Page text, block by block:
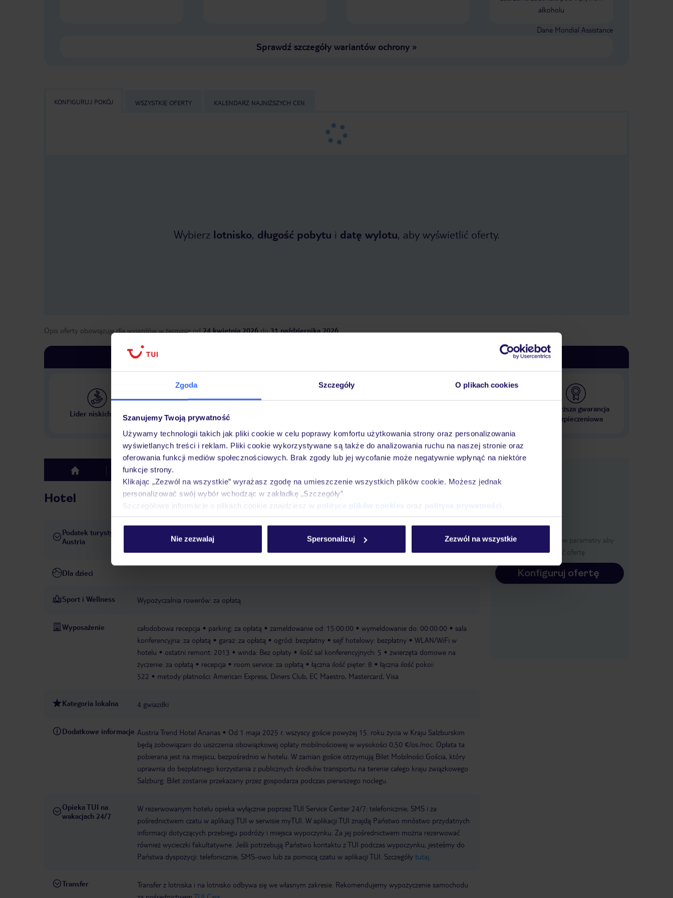
Zgoda Szczegóły O plikach cookies
Szanujemy Twoją prywatność
Używamy technologii takich jak pliki cookie w celu poprawy komfortu użytkowania strony oraz personalizowania
wyświetlanych treści i reklam. Pliki cookie wykorzystywane są także do analizowania ruchu na naszej stronie oraz
oferowania funkcji mediów społecznościowych. Brak zgody lub jej wycofanie może negatywnie wpłynąć na niektóre
funkcje strony.
Klikając „Zezwól na wszystkie” wyrażasz zgodę na umieszczenie wszystkich plików cookie. Możesz jednak
personalizować swój wybór wchodząc w zakładkę „Szczegóły”
Szczegółowe informacje o plikach cookie znajdziesz w polityce plików cookies oraz polityce prywatności
Nie zezwalaj Spersonalizuj Zezwól na wszystkie
alkoholu
Dane Mondial Assistance
Sprawdź szczegóły wariantów ochrony»
KONFIGURUJ POKÓJ WSZYSTKIE OFERTY KALENDARZ NAJNIŻSZYCH CEN
Wybierz lotnisko, długość pobytu i datę wylotu, aby wyświetlić oferty.
Opis oferty obowiązuje dla wyjazdów w terminie od 24 kwietnia 2026do31 października 2026
Lider niskich cen
w Polsce
Najwyższa gwarancja
ubezpieczeniowa
top Hotel
Hotel
Podatek turystyczny
Austria
Obowiązuje podatek turystyczny, który należy opłacić bezpośrednio w recepcji hotelu. Wysokość opłaty
wynosi od 2 do 4 EUR/os/dzień.
Dla dzieci
Sport i Wellness Wypożyczalnia rowerów: za opłatą
Wyposażenie całodobowa recepcja parking: za opłatą zameldowanie od: 15:00:00 wymeldowanie do: 00:00:00
sala
konferencyjna: za opłatą
garaż: za opłatą ogród: bezpłatny sejf hotelowy: bezpłatny
WLAN/WiFi w
hotelu
ostatni remont: 2013 winda: Bez opłaty ilość sal konferencyjnych: 5
zwierzęta domowe na
życzenie: za opłatą
recepcja room service: za opłatą łączna ilość pięter: 8
łączna ilość pokoi:
522
metody płatności: American Express, Diners Club, EC Maestro, Mastercard, Visa
Kategoria lokalna 4 gwiazdki
Dodatkowe informacje Austria Trend Hotel Ananas
Od 1 maja 2025 r. wszyscy goście powyżej 15. roku życia w Kraju Salzburskim
będą zobowiązani do uiszczenia obowiązkowej opłaty mobilnościowej w wysokości 0,50 €/os./noc. Opłata ta
pobierana jest na miejscu, bezpośrednio w hotelu. W zamian goście otrzymują Bilet Mobilności Gościa, który
uprawnia do bezpłatnego korzystania z publicznych środków transportu na terenie całego kraju związkowego
Salzburg. Bilet zostanie przekazany przez gospodarza podczas pierwszego noclegu.
Opieka TUI na
wakacjach 24/7
W rezerwowanym hotelu opieka wyłącznie poprzez TUI Service Center 24/7: telefonicznie, SMS i za
pośrednictwem czatu w aplikacji TUI w serwisie myTUI. W aplikacji TUI znajdą Państwo mnóstwo przydatnych
informacji dotyczących przebiegu podróży i miejsca wypoczynku. Za jej pośrednictwem można rezerwować
również wycieczki fakultatywne. Jeśli potrzebują Państwo kontaktu z TUI podczas wypoczynku, jesteśmy do
Państwa dyspozycji: telefonicznie, SMS-owo lub za pomocą czatu w aplikacji TUI. Szczegóły tutaj
Transfer
Transfer z lotniska i na lotnisko odbywa się we własnym zakresie. Rekomendujemy wypożyczenie samochodu
Określ poszczególne parametry aby
wyświetlić ofertę
Konfiguruj ofertę